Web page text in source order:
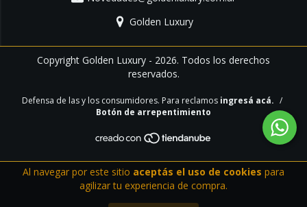
Al navegar por este sitio aceptás el uso de cookies para
agilizar tu experiencia de compra.
Golden Luxury
Copyright Golden Luxury - 2026. Todos los derechos
reservados.
Defensa de las y los consumidores. Para reclamos ingresá acá. /
Botón de arrepentimiento